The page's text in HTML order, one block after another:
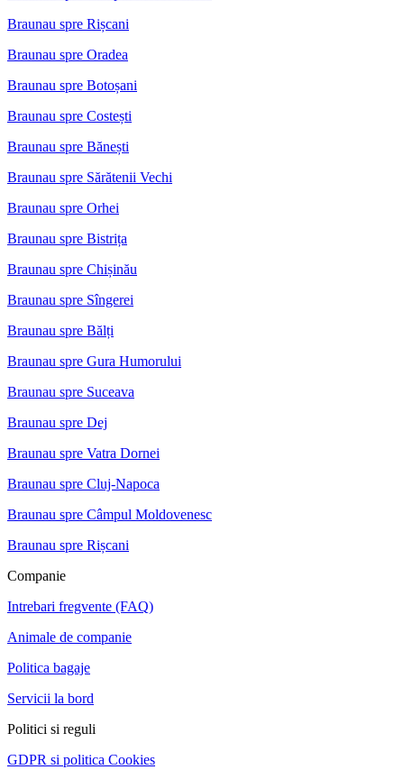
Braunau spre Rișcani
Braunau spre Oradea
Braunau spre Botoșani
Braunau spre Costești
Braunau spre Bănești
Braunau spre Sărătenii Vechi
Braunau spre Orhei
Braunau spre Bistrița
Braunau spre Chișinău
Braunau spre Sîngerei
Braunau spre Bălți
Braunau spre Gura Humorului
Braunau spre Suceava
Braunau spre Dej
Braunau spre Vatra Dornei
Braunau spre Cluj-Napoca
Braunau spre Câmpul Moldovenesc
Braunau spre Rișcani
Companie
Intrebari fregvente (FAQ)
Animale de companie
Politica bagaje
Servicii la bord
Politici si reguli
GDPR si politica Cookies